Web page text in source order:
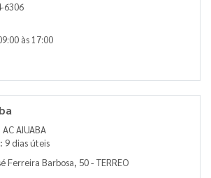
6306
às 17:00
AC AIUABA
9 dias úteis
Ferreira Barbosa, 50 - TERREO